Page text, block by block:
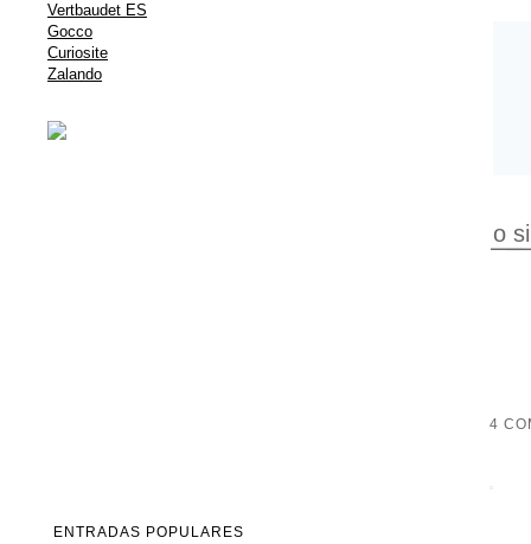
o
4
Vertbaudet ES
Gocco
Curiosite
Zalando
ENTRADAS POPULARES